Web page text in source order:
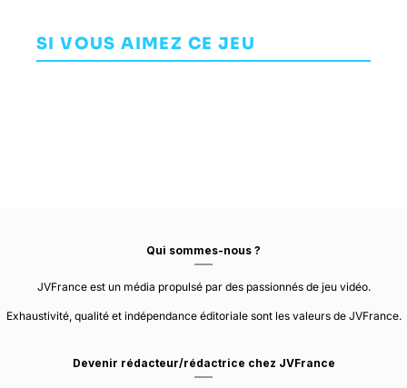
SI VOUS AIMEZ CE JEU
COMBAT
BUGBEAR
Qui sommes-nous ?
JVFrance est un média propulsé par des passionnés de jeu vidéo.
Exhaustivité, qualité et indépendance éditoriale sont les valeurs de JVFrance.
Devenir rédacteur/rédactrice chez JVFrance